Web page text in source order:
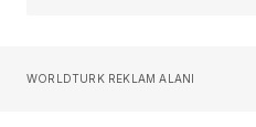
Sizin adınız*
WORLDTURK REKLAM ALANI